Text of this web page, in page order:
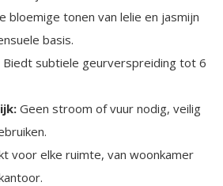
bloemige tonen van lelie en jasmijn
basis.
Biedt subtiele geurverspreiding tot 6
Geen stroom of vuur nodig, veilig
voor elke ruimte, van woonkamer